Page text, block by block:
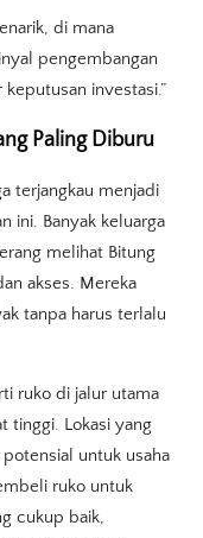
di mana
pengembangan
investasi.”
Paling Diburu
terjangkau menjadi
ini. Banyak keluarga
melihat Bitung
akses. Mereka
tanpa harus terlalu
ruko di jalur utama
tinggi. Lokasi yang
untuk usaha
ruko untuk
cukup baik,